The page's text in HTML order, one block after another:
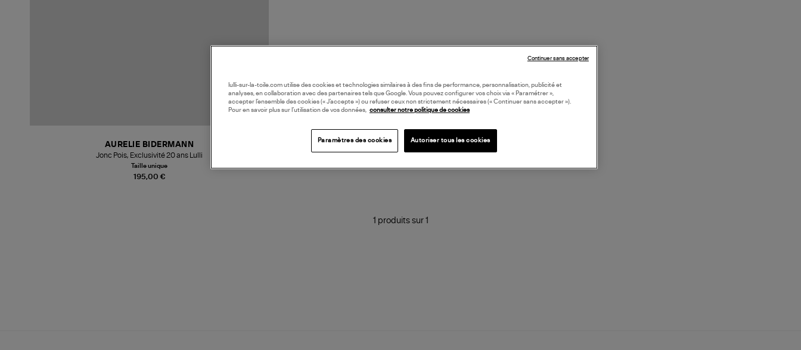
195,00 €
AURELIE BIDERMANN
Jonc Pois, Exclusivité 20 ans Lulli
Taille unique
1 produits sur 1
lulli-sur-la-toile.com utilise des cookies et technologies similaires à des fins de performance, personnalisation, publicité et
analyses, en collaboration avec des partenaires tels que Google. Vous pouvez configurer vos choix via « Paramétrer »,
accepter l’ensemble des cookies (« J’accepte ») ou refuser ceux non strictement nécessaires (« Continuer sans accepter »).
Pour en savoir plus sur l’utilisation de vos données,
consulter notre politique de cookies
Paramètres des cookies Autoriser tous les cookies
Continuer sans accepter